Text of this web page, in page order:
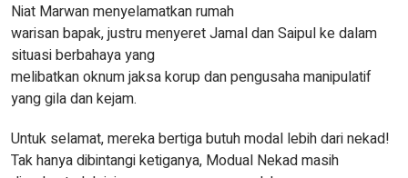
Niat Marwan menyelamatkan rumah
warisan bapak, justru menyeret Jamal dan Saipul ke dalam
situasi berbahaya yang
melibatkan oknum jaksa korup dan pengusaha manipulatif
yang gila dan kejam.
Untuk selamat, mereka bertiga butuh modal lebih dari nekad!
Tak hanya dibintangi ketiganya, Modual Nekad masih